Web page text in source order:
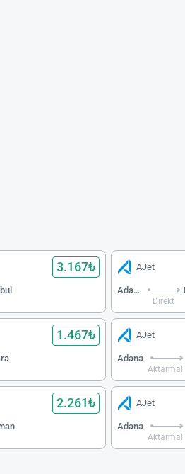
3.167₺ AJet
Adana
Direkt
1.467₺ AJet
Adana
Aktarmalı
2.261₺ AJet
Adana
Aktarmalı